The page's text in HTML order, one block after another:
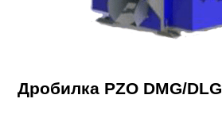
Дробилка PZO DMG/DLG